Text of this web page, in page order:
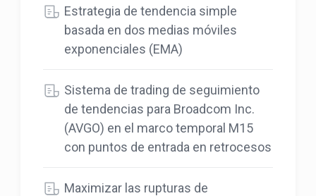
Estrategia de tendencia simple
basada en dos medias móviles
exponenciales (EMA)
Sistema de trading de seguimiento
de tendencias para Broadcom Inc.
(AVGO) en el marco temporal M15
con puntos de entrada en retrocesos
Maximizar las rupturas de